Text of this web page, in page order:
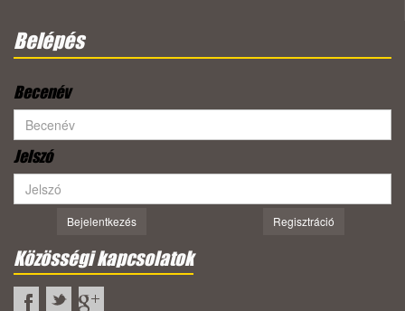
Belépés
Becenév
Jelszó
Bejelentkezés Regisztráció
Közösségi kapcsolatok